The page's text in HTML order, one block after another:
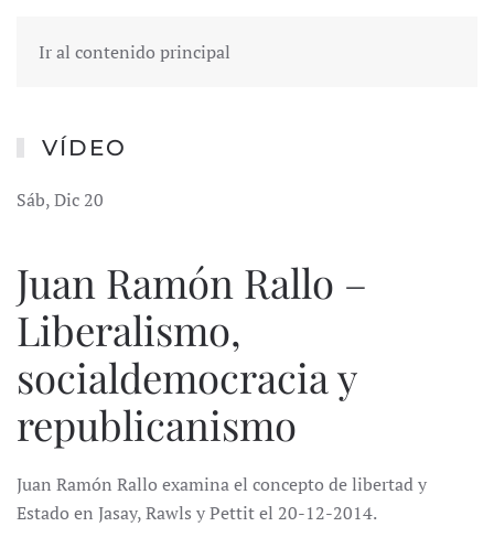
Ir al contenido principal
VÍDEO
Sáb, Dic 20
Juan Ramón Rallo –
Liberalismo,
socialdemocracia y
republicanismo
Juan Ramón Rallo examina el concepto de libertad y
Estado en Jasay, Rawls y Pettit el 20-12-2014.